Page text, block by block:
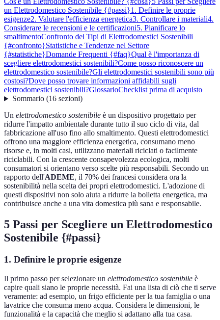
un Elettrodomestico Sostenibile {#passi}1. Definire le proprie
esigenze2. Valutare l'efficienza energetica3. Controllare i materiali4.
Considerare le recensioni e le certificazioni5. Pianificare lo
smaltimentoConfronto dei Tipi di Elettrodomestici Sostenibili
{#confronto}Statistiche e Tendenze nel Settore
{#statistiche}Domande Frequenti {#faq}Qual è l'importanza di
scegliere elettrodomestici sostenibili?Come posso riconoscere un
elettrodomestico sostenibile?Gli elettrodomestici sostenibili sono più
costosi?Dove posso trovare informazioni affidabili sugli
elettrodomestici sostenibili?GlossarioChecklist prima di acquisto
Sommario(16 sezioni)
Un elettrodomestico sostenibile è un dispositivo progettato per
ridurre l'impatto ambientale durante tutto il suo ciclo di vita, dal
fabbricazione all'uso fino allo smaltimento. Questi elettrodomestici
offrono una maggiore efficienza energetica, consumano meno
risorse e, in molti casi, utilizzano materiali riciclati o facilmente
riciclabili. Con la crescente consapevolezza ecologica, molti
consumatori si orientano verso scelte più responsabili. Secondo un
rapporto dell'ADEME, il 70% dei francesi considera ora la
sostenibilità nella scelta dei propri elettrodomestici. L'adozione di
questi dispositivi non solo aiuta a ridurre la bolletta energetica, ma
contribuisce anche a una vita domestica più sana e responsabile.
5 Passi per Scegliere un Elettrodomestico
Sostenibile {#passi}
1. Definire le proprie esigenze
Il primo passo per selezionare un elettrodomestico sostenibile è
capire quali siano le proprie necessità. Fai una lista di ciò che ti serve
veramente: ad esempio, un frigo efficiente per la tua famiglia o una
lavatrice che consuma meno acqua. Considera le dimensioni, le
funzionalità e la capacità che meglio si adattano alla tua casa.